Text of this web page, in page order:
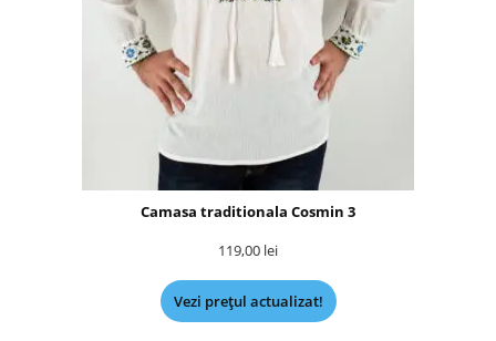
Camasa traditionala Cosmin 3
119,00 lei
Vezi prețul actualizat!